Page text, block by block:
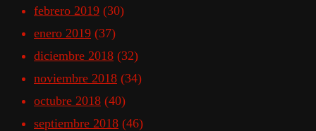
febrero 2019 (30)
enero 2019 (37)
diciembre 2018 (32)
noviembre 2018 (34)
octubre 2018 (40)
septiembre 2018 (46)